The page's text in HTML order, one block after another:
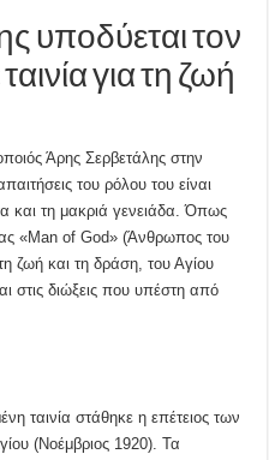
υποδύεται τον
για τη ζωή
Άρης Σερβετάλης στην
του ρόλου του είναι
και τη μακριά γενειάδα. Όπως
«Man of God» (Άνθρωπος του
ζωή και τη δράση, του Αγίου
στις διώξεις που υπέστη από
ταινία στάθηκε η επέτειος των
(Νοέμβριος 1920). Τα